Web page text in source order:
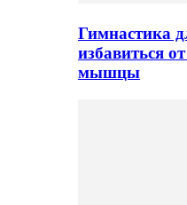
Гимнастика
избавиться
мышцы